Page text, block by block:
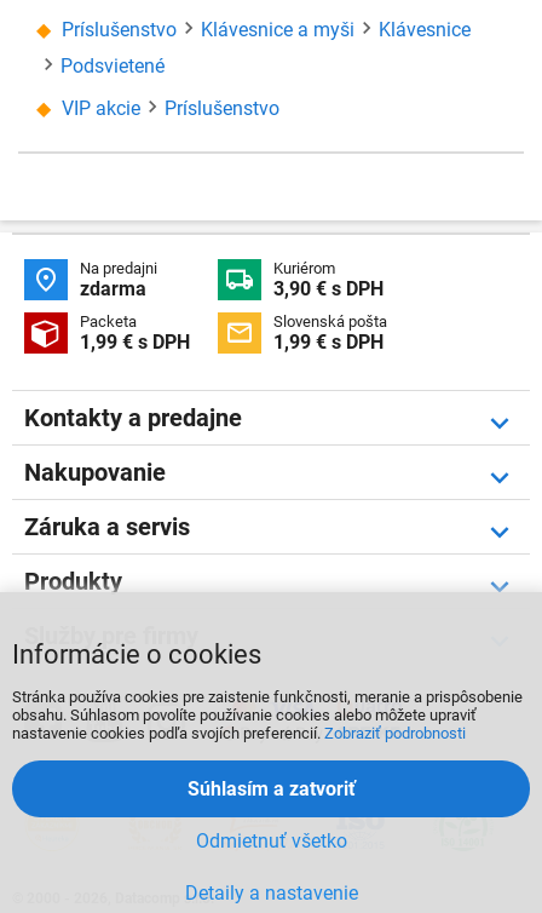
Príslušenstvo
Klávesnice a myši
Klávesnice
Podsvietené
VIP akcie
Príslušenstvo
 Na predajni
zdarma  Kuriérom
3,90 € s DPH
 Packeta
1,99 € s DPH  Slovenská pošta
1,99 € s DPH
Kontakty a predajne
Nakupovanie
Záruka a servis
Produkty
Služby pre firmy
  
2000 - 2026, Datacomp s.r.o.
Informácie o cookies
Stránka používa cookies pre zaistenie funkčnosti, meranie a prispôsobenie
obsahu. Súhlasom povolíte používanie cookies alebo môžete upraviť
nastavenie cookies podľa svojích preferencií. Zobraziť podrobnosti
Detaily a nastavenie
Odmietnuť všetko
Súhlasím a zatvoriť